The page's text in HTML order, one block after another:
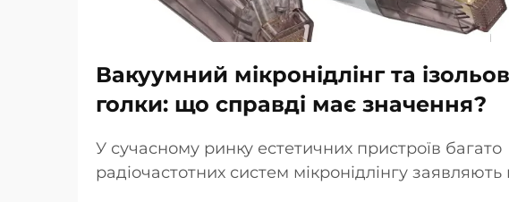
Вакуумний мікронідлінг та
голки: що справді має значення?
У сучасному ринку естетичних пристроїв багато
радіочастотних систем мікронідлінгу заявляють